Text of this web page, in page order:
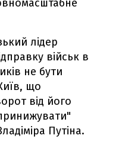
лідер
військ в
не бути
що
від його
Путіна.